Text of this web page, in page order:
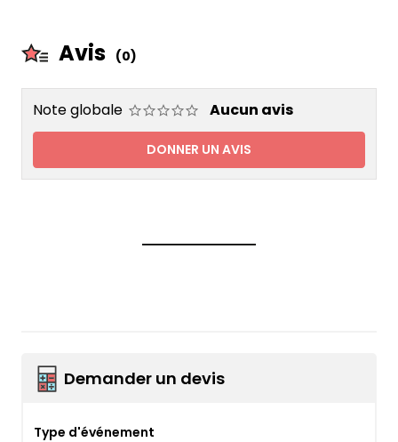
Avis (0)
Note globale Aucun avis
DONNER UN AVIS
Demander un devis
Type d'événement